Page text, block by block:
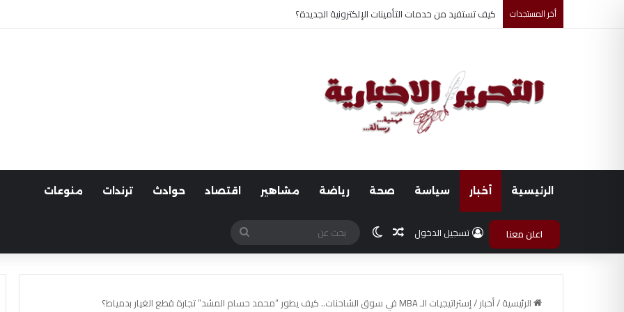
أخر المستجدات أحمد جابر حسين طه معلم القرآن لغير الناطقين من أسوان
الرئيسية أخبار سياسة صحة رياضة مشاهير اقتصاد حوادث ترندات منوعات
اعلن معنا تسجيل الدخول مقال عشوائي
الوضع المظلم
عن
الرئيسية/أخبار/إستراتيجيات الـ MBA في سوق الشاحنات.. كيف يطور “محمد حسام المشد” تجارة قطع الغيار بدمياط؟